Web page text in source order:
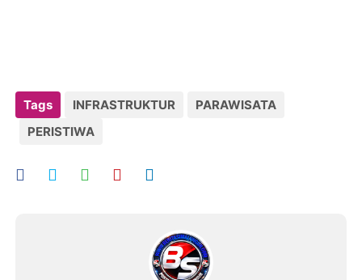
Tags INFRASTRUKTUR
PARAWISATA
PERISTIWA